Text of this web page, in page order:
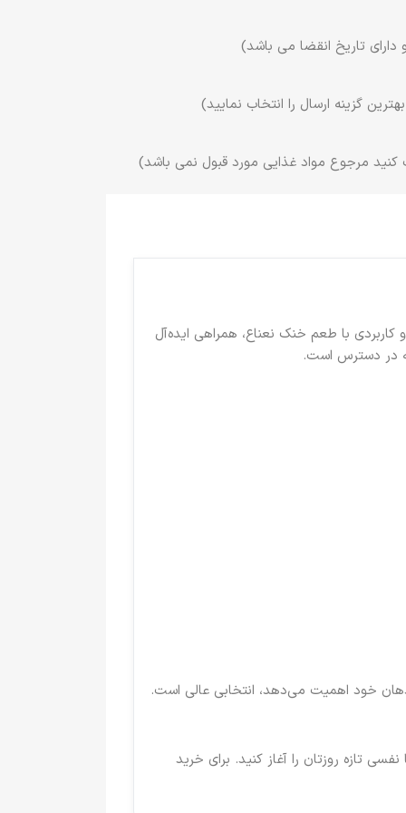
دارای تاریخ انقضا می باشد)
گزینه ارسال را انتخاب نمایید)
مرجوع مواد غذایی مورد قبول نمی باشد)
با طعم خنک نعناع، همراهی ایده‌آل
دهان خود اهمیت می‌دهد، انتخابی عالی است.
دهید و با نفسی تازه روزتان را آغاز کنید. برای خرید